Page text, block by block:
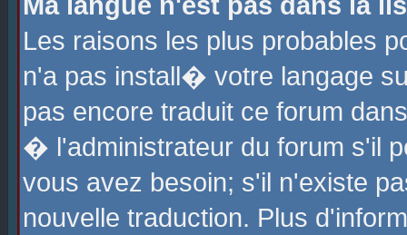
Les raisons les plus probables
n'a pas install� votre langage
pas encore traduit ce forum
� l'administrateur du forum s'il
vous avez besoin; s'il n'existe
nouvelle traduction. Plus